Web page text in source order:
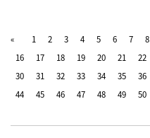
1 2 3 4 5 6 7 8
16
17 18 19 20 21 22
30
31 32 33 34 35 36
44
45 46 47 48 49 50